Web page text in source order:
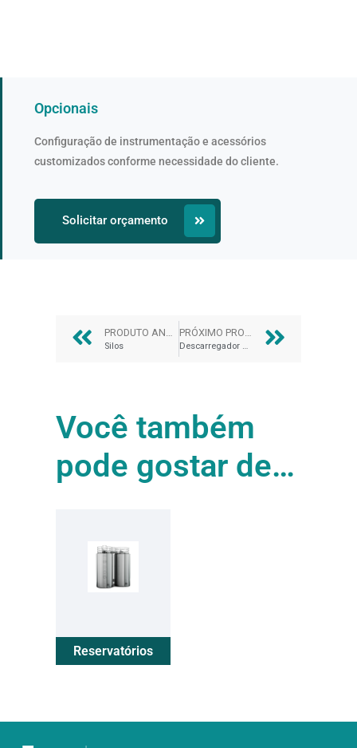
Opcionais
Configuração de instrumentação e acessórios
customizados conforme necessidade do cliente.
Solicitar orçamento
PRODUTO ANTERIOR
Silos
PRÓXIMO PRODUTO
Descarregador Big Bag
Você também
pode gostar de…
Reservatórios